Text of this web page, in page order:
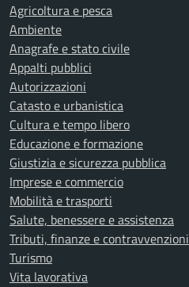
Agricoltura e pesca
Ambiente
Anagrafe e stato civile
Appalti pubblici
Autorizzazioni
Catasto e urbanistica
Cultura e tempo libero
Educazione e formazione
Giustizia e sicurezza pubblica
Imprese e commercio
Mobilità e trasporti
Salute, benessere e assistenza
Tributi, finanze e contravvenzioni
Turismo
Vita lavorativa